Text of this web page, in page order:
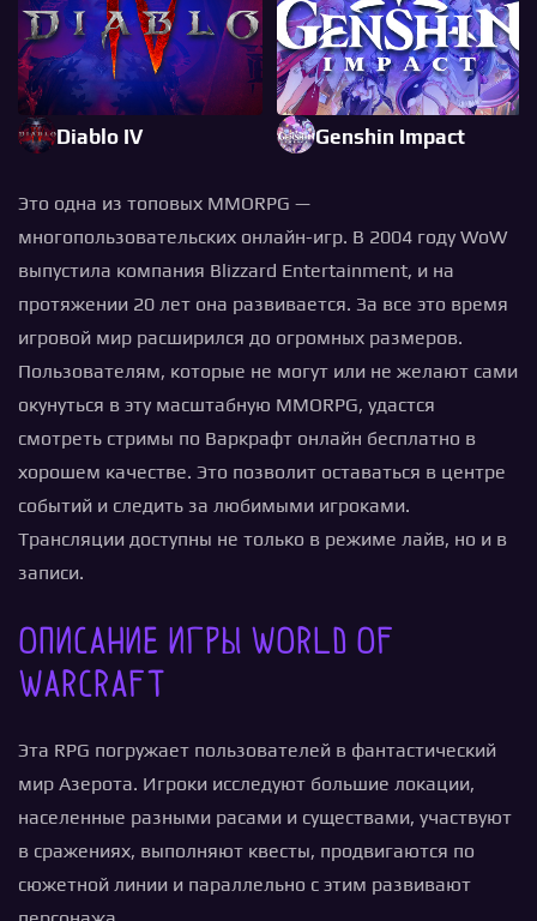
Diablo IV Genshin Impact
Это одна из топовых MMORPG —
многопользовательских онлайн-игр. В 2004 году WoW
выпустила компания Blizzard Entertainment, и на
протяжении 20 лет она развивается. За все это время
игровой мир расширился до огромных размеров.
Пользователям, которые не могут или не желают сами
окунуться в эту масштабную MMORPG, удастся
смотреть стримы по Варкрафт онлайн бесплатно в
хорошем качестве. Это позволит оставаться в центре
событий и следить за любимыми игроками.
Трансляции доступны не только в режиме лайв, но и в
записи.
Описание игры World of
Warcraft
Эта RPG погружает пользователей в фантастический
мир Азерота. Игроки исследуют большие локации,
населенные разными расами и существами, участвуют
в сражениях, выполняют квесты, продвигаются по
сюжетной линии и параллельно с этим развивают